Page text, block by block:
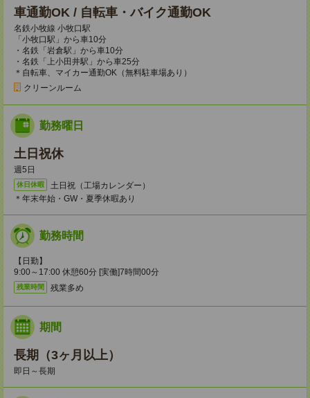
車通勤OK / 自転車・バイク通勤OK
名鉄小牧線 小牧口駅
「小牧口駅」から車10分
・名鉄「岩倉駅」から車10分
・名鉄「上小田井駅」から車25分
＊自転車、マイカー通勤OK（無料駐車場あり）
クリーンルーム
勤務曜日
土日祝休
週5日
休日休暇
土日祝（工場カレンダー）
＊年末年始・GW・夏季休暇あり
勤務時間
【日勤】
9:00～17:00 休憩60分 [実働]7時間00分
残業時間 残業多め
期間
長期（3ヶ月以上）
即日～長期